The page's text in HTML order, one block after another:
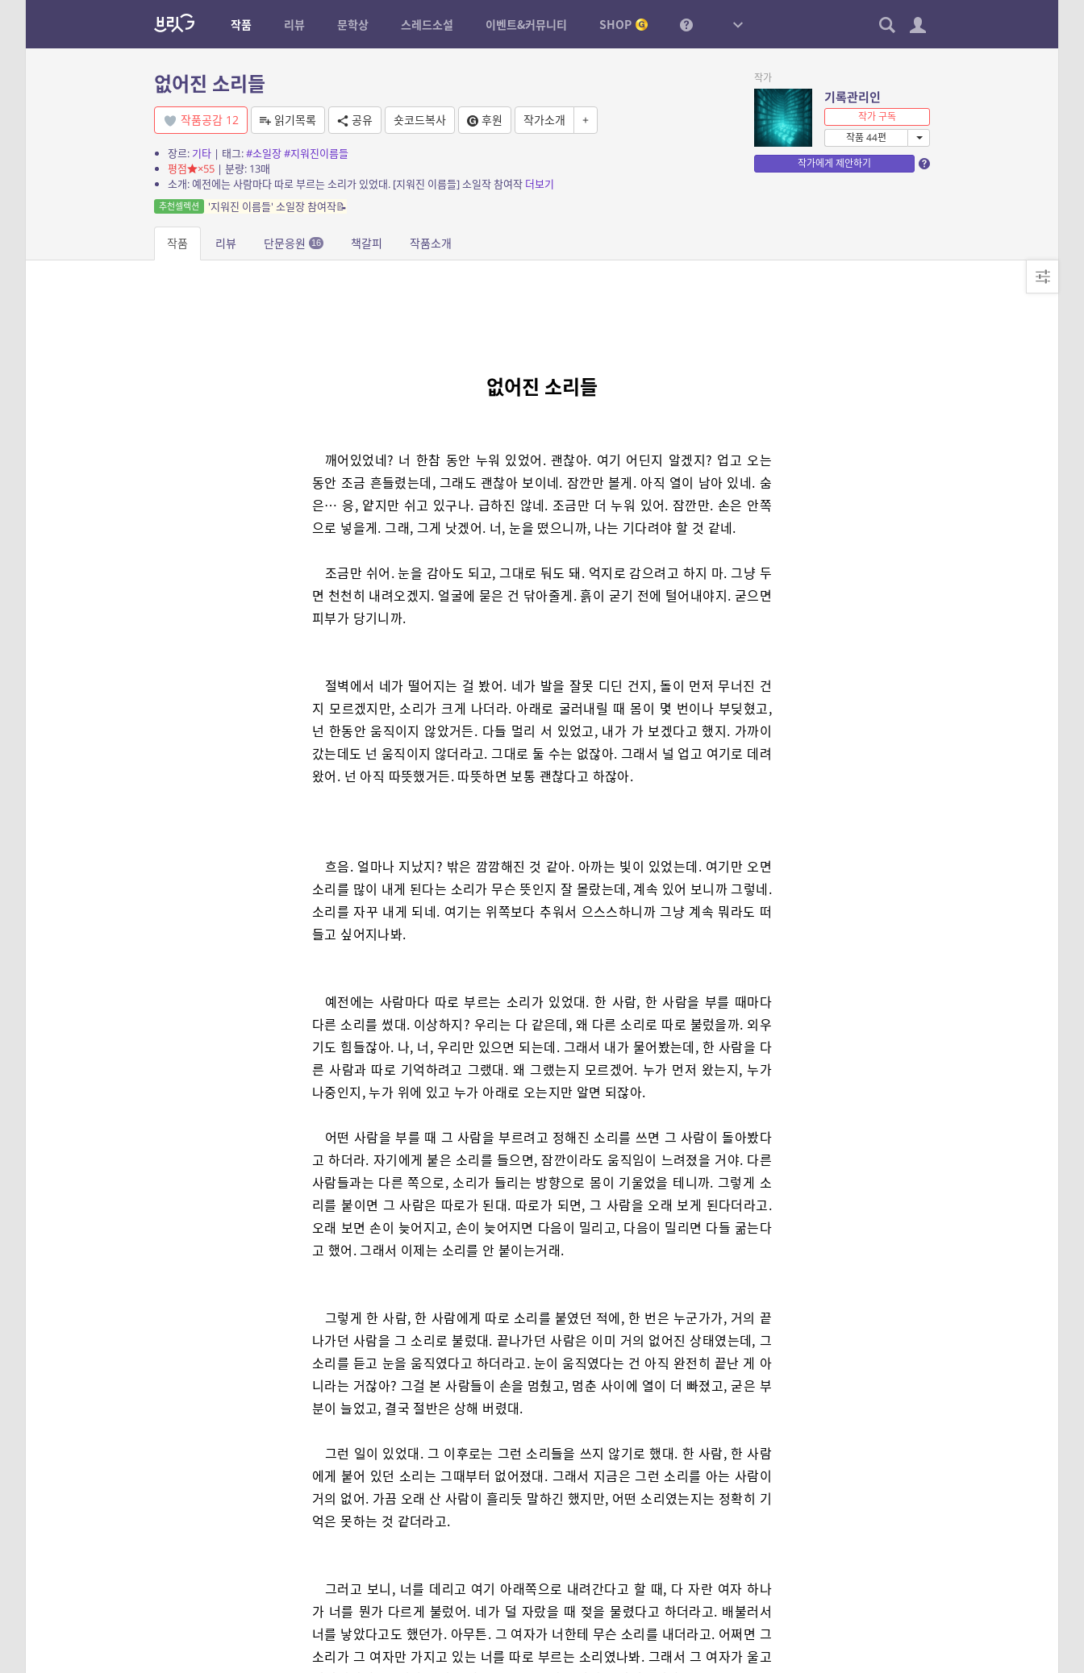
작품 리뷰 문학상 스레드소설 이벤트&커뮤니티 SHOP
없어진 소리들
작품공감 12 읽기목록 공유 숏코드복사 후원 작가소개 +
장르: 기타| 태그:#소일장#지워진이름들
평점
×55| 분량: 13매
소개: 예전에는 사람마다 따로 부르는 소리가 있었대. [지워진 이름들] 소일작 참여작 더보기
추천셀렉션 '지워진 이름들' 소일장 참여작📝
작가
기록관리인
작가 구독
작품 44편
작가에게 제안하기
작품 리뷰 단문응원 16 책갈피 작품소개
없어진 소리들
깨어있었네? 너 한참 동안 누워 있었어. 괜찮아. 여기 어딘지 알겠지? 업고 오는
동안 조금 흔들렸는데, 그래도 괜찮아 보이네. 잠깐만 볼게. 아직 열이 남아 있네. 숨
은… 응, 얕지만 쉬고 있구나. 급하진 않네. 조금만 더 누워 있어. 잠깐만. 손은 안쪽
으로 넣을게. 그래, 그게 낫겠어. 너, 눈을 떴으니까, 나는 기다려야 할 것 같네.
조금만 쉬어. 눈을 감아도 되고, 그대로 둬도 돼. 억지로 감으려고 하지 마. 그냥 두
면 천천히 내려오겠지. 얼굴에 묻은 건 닦아줄게. 흙이 굳기 전에 털어내야지. 굳으면
피부가 당기니까.
절벽에서 네가 떨어지는 걸 봤어. 네가 발을 잘못 디딘 건지, 돌이 먼저 무너진 건
지 모르겠지만, 소리가 크게 나더라. 아래로 굴러내릴 때 몸이 몇 번이나 부딪혔고,
넌 한동안 움직이지 않았거든. 다들 멀리 서 있었고, 내가 가 보겠다고 했지. 가까이
갔는데도 넌 움직이지 않더라고. 그대로 둘 수는 없잖아. 그래서 널 업고 여기로 데려
왔어. 넌 아직 따뜻했거든. 따뜻하면 보통 괜찮다고 하잖아.
흐음. 얼마나 지났지? 밖은 깜깜해진 것 같아. 아까는 빛이 있었는데. 여기만 오면
소리를 많이 내게 된다는 소리가 무슨 뜻인지 잘 몰랐는데, 계속 있어 보니까 그렇네.
소리를 자꾸 내게 되네. 여기는 위쪽보다 추워서 으스스하니까 그냥 계속 뭐라도 떠
들고 싶어지나봐.
예전에는 사람마다 따로 부르는 소리가 있었대. 한 사람, 한 사람을 부를 때마다
다른 소리를 썼대. 이상하지? 우리는 다 같은데, 왜 다른 소리로 따로 불렀을까. 외우
기도 힘들잖아. 나, 너, 우리만 있으면 되는데. 그래서 내가 물어봤는데, 한 사람을 다
른 사람과 따로 기억하려고 그랬대. 왜 그랬는지 모르겠어. 누가 먼저 왔는지, 누가
나중인지, 누가 위에 있고 누가 아래로 오는지만 알면 되잖아.
어떤 사람을 부를 때 그 사람을 부르려고 정해진 소리를 쓰면 그 사람이 돌아봤다
고 하더라. 자기에게 붙은 소리를 들으면, 잠깐이라도 움직임이 느려졌을 거야. 다른
사람들과는 다른 쪽으로, 소리가 들리는 방향으로 몸이 기울었을 테니까. 그렇게 소
리를 붙이면 그 사람은 따로가 된대. 따로가 되면, 그 사람을 오래 보게 된다더라고.
오래 보면 손이 늦어지고, 손이 늦어지면 다음이 밀리고, 다음이 밀리면 다들 굶는다
고 했어. 그래서 이제는 소리를 안 붙이는거래.
그렇게 한 사람, 한 사람에게 따로 소리를 붙였던 적에, 한 번은 누군가가, 거의 끝
나가던 사람을 그 소리로 불렀대. 끝나가던 사람은 이미 거의 없어진 상태였는데, 그
소리를 듣고 눈을 움직였다고 하더라고. 눈이 움직였다는 건 아직 완전히 끝난 게 아
니라는 거잖아? 그걸 본 사람들이 손을 멈췄고, 멈춘 사이에 열이 더 빠졌고, 굳은 부
분이 늘었고, 결국 절반은 상해 버렸대.
그런 일이 있었대. 그 이후로는 그런 소리들을 쓰지 않기로 했대. 한 사람, 한 사람
에게 붙어 있던 소리는 그때부터 없어졌대. 그래서 지금은 그런 소리를 아는 사람이
거의 없어. 가끔 오래 산 사람이 흘리듯 말하긴 했지만, 어떤 소리였는지는 정확히 기
억은 못하는 것 같더라고.
그러고 보니, 너를 데리고 여기 아래쪽으로 내려간다고 할 때, 다 자란 여자 하나
가 너를 뭔가 다르게 불렀어. 네가 덜 자랐을 때 젖을 물렸다고 하더라고. 배불러서
너를 낳았다고도 했던가. 아무튼. 그 여자가 너한테 무슨 소리를 내더라고. 어쩌면 그
소리가 그 여자만 가지고 있는 너를 따로 부르는 소리였나봐. 그래서 그 여자가 울고